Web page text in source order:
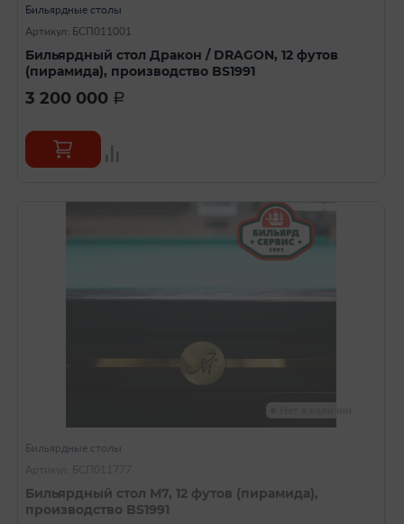
Бильярдные столы
Артикул: БСП011001
Бильярдный стол Дракон / DRAGON, 12 футов
(пирамида), производство BS1991
3 200 000 a
Бильярдные столы
Бильярдный стол М7, 12 футов (пирамида),
производство BS1991